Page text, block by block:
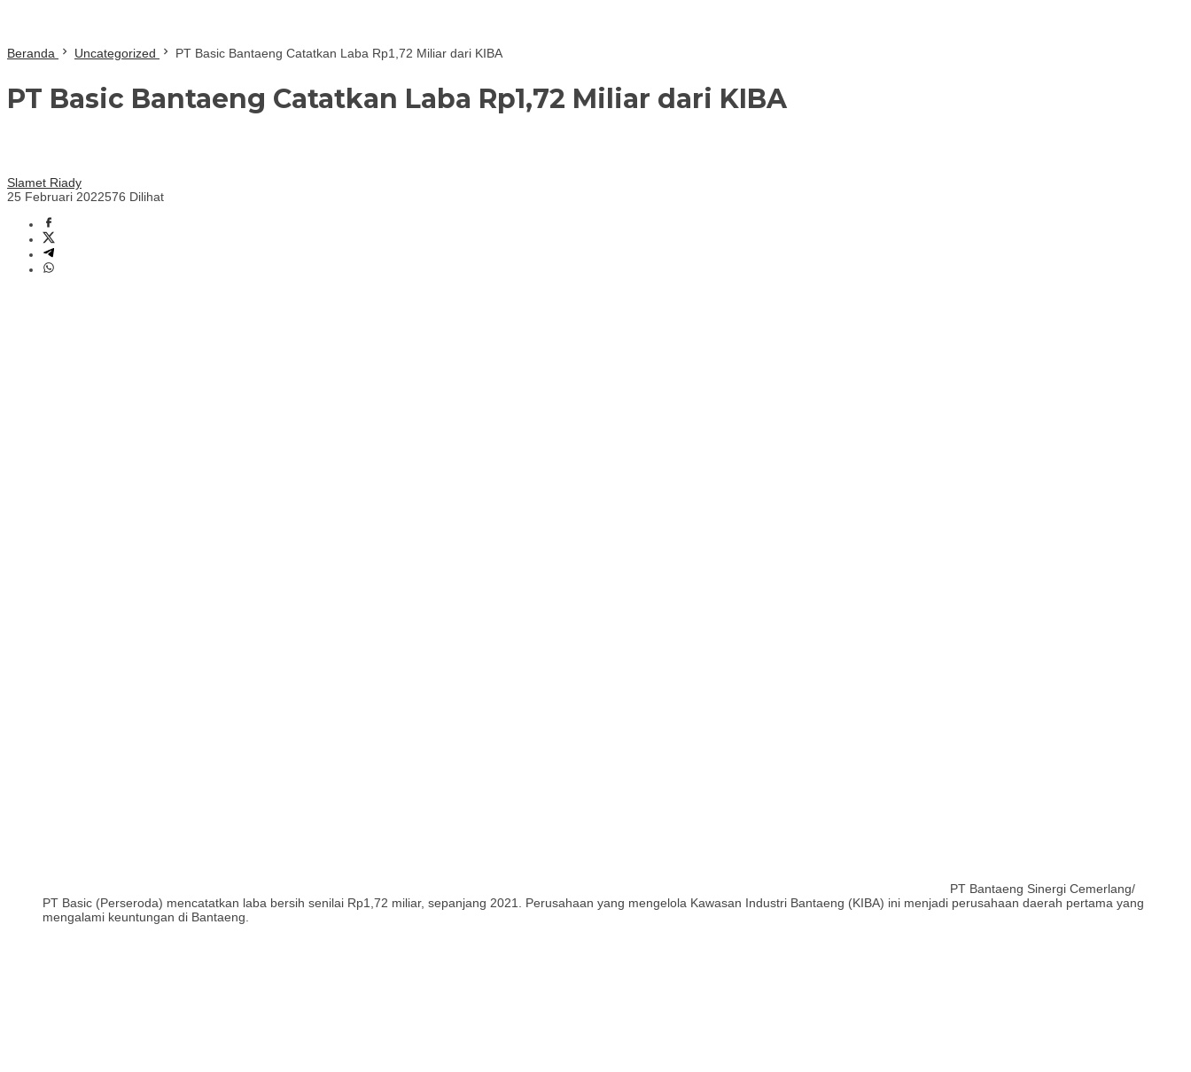
Beranda Uncategorized PT Basic Bantaeng Catatkan Laba Rp1,72 Miliar dari KIBA
PT Basic Bantaeng Catatkan Laba Rp1,72 Miliar dari KIBA
Slamet Riady
25 Februari 2022576 Dilihat
PT Bantaeng Sinergi Cemerlang/
PT Basic (Perseroda) mencatatkan laba bersih senilai Rp1,72 miliar, sepanjang 2021. Perusahaan yang mengelola Kawasan Industri Bantaeng (KIBA) ini menjadi perusahaan daerah pertama yang
mengalami keuntungan di Bantaeng.